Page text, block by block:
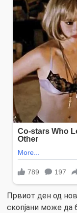
Првиот ден од
скопјани може да